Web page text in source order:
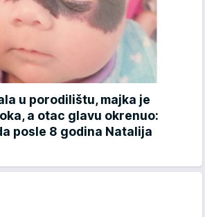
u porodilištu, majka je
a otac glavu okrenuo:
posle 8 godina Natalija